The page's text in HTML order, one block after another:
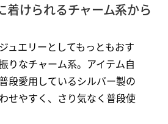
着けられるチャーム系から
ュエリーとしてもっともおす
りなチャーム系。アイテム自
段愛用しているシルバー製の
せやすく、さり気なく普段使